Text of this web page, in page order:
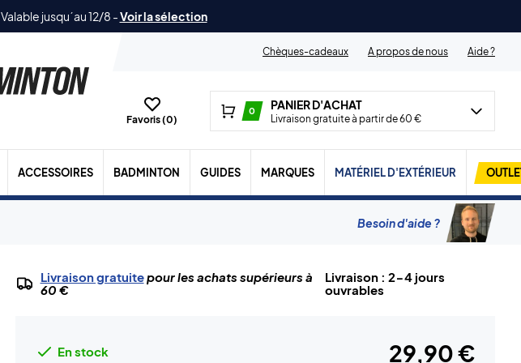
Valable jusqu´au 12/8 -Voir la sélection
Chèques-cadeaux
A propos de nous Aide ?
Favoris (0)
0 PANIER D'ACHAT
Livraison gratuite à partir de 60 €
ACCESSOIRES BADMINTON GUIDES MARQUES MATÉRIEL D'EXTÉRIEUR
Besoin d'aide ?
Livraison gratuitepour les achats supérieurs à
60 €
Livraison : 2-4 jours
ouvrables
En stock 29,90 €